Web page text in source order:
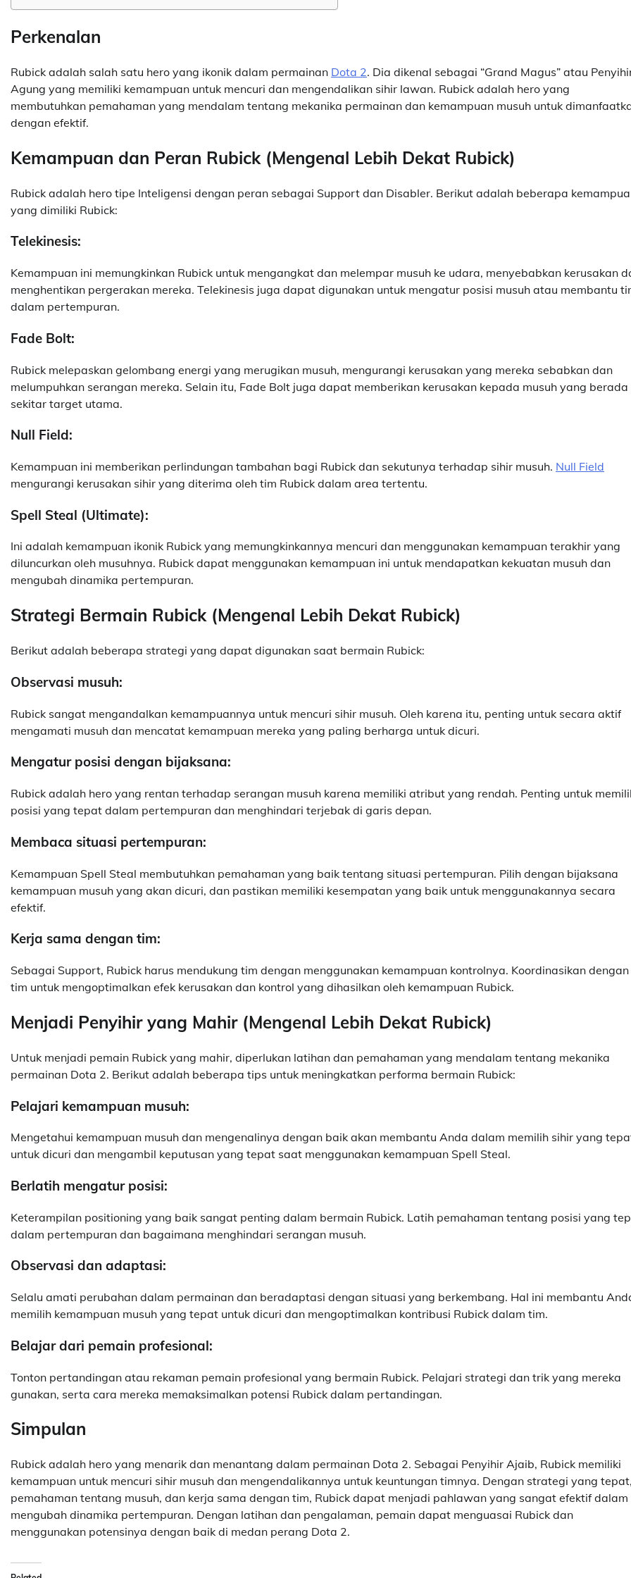
Perkenalan
Rubick adalah salah satu hero yang ikonik dalam permainan Dota 2. Dia dikenal sebagai “Grand Magus” atau
Agung yang memiliki kemampuan untuk mencuri dan mengendalikan sihir lawan. Rubick adalah hero yang
membutuhkan pemahaman yang mendalam tentang mekanika permainan dan kemampuan musuh untuk
dengan efektif.
Kemampuan dan Peran Rubick (Mengenal Lebih Dekat Rubick)
Rubick adalah hero tipe Inteligensi dengan peran sebagai Support dan Disabler. Berikut adalah beberapa
yang dimiliki Rubick:
Telekinesis:
Kemampuan ini memungkinkan Rubick untuk mengangkat dan melempar musuh ke udara, menyebabkan kerusakan
menghentikan pergerakan mereka. Telekinesis juga dapat digunakan untuk mengatur posisi musuh atau membantu
dalam pertempuran.
Fade Bolt:
Rubick melepaskan gelombang energi yang merugikan musuh, mengurangi kerusakan yang mereka sebabkan dan
melumpuhkan serangan mereka. Selain itu, Fade Bolt juga dapat memberikan kerusakan kepada musuh yang berada
sekitar target utama.
Null Field:
Kemampuan ini memberikan perlindungan tambahan bagi Rubick dan sekutunya terhadap sihir musuh. Null Field
mengurangi kerusakan sihir yang diterima oleh tim Rubick dalam area tertentu.
Spell Steal (Ultimate):
Ini adalah kemampuan ikonik Rubick yang memungkinkannya mencuri dan menggunakan kemampuan terakhir yang
diluncurkan oleh musuhnya. Rubick dapat menggunakan kemampuan ini untuk mendapatkan kekuatan musuh dan
mengubah dinamika pertempuran.
Strategi Bermain Rubick (Mengenal Lebih Dekat Rubick)
Berikut adalah beberapa strategi yang dapat digunakan saat bermain Rubick:
Observasi musuh:
Rubick sangat mengandalkan kemampuannya untuk mencuri sihir musuh. Oleh karena itu, penting untuk secara aktif
mengamati musuh dan mencatat kemampuan mereka yang paling berharga untuk dicuri.
Mengatur posisi dengan bijaksana:
Rubick adalah hero yang rentan terhadap serangan musuh karena memiliki atribut yang rendah. Penting untuk
posisi yang tepat dalam pertempuran dan menghindari terjebak di garis depan.
Membaca situasi pertempuran:
Kemampuan Spell Steal membutuhkan pemahaman yang baik tentang situasi pertempuran. Pilih dengan bijaksana
kemampuan musuh yang akan dicuri, dan pastikan memiliki kesempatan yang baik untuk menggunakannya secara
efektif.
Kerja sama dengan tim:
Sebagai Support, Rubick harus mendukung tim dengan menggunakan kemampuan kontrolnya. Koordinasikan dengan
tim untuk mengoptimalkan efek kerusakan dan kontrol yang dihasilkan oleh kemampuan Rubick.
Menjadi Penyihir yang Mahir (Mengenal Lebih Dekat Rubick)
Untuk menjadi pemain Rubick yang mahir, diperlukan latihan dan pemahaman yang mendalam tentang mekanika
permainan Dota 2. Berikut adalah beberapa tips untuk meningkatkan performa bermain Rubick:
Pelajari kemampuan musuh:
Mengetahui kemampuan musuh dan mengenalinya dengan baik akan membantu Anda dalam memilih sihir yang
untuk dicuri dan mengambil keputusan yang tepat saat menggunakan kemampuan Spell Steal.
Berlatih mengatur posisi:
Keterampilan positioning yang baik sangat penting dalam bermain Rubick. Latih pemahaman tentang posisi yang
dalam pertempuran dan bagaimana menghindari serangan musuh.
Observasi dan adaptasi:
Selalu amati perubahan dalam permainan dan beradaptasi dengan situasi yang berkembang. Hal ini membantu
memilih kemampuan musuh yang tepat untuk dicuri dan mengoptimalkan kontribusi Rubick dalam tim.
Belajar dari pemain profesional:
Tonton pertandingan atau rekaman pemain profesional yang bermain Rubick. Pelajari strategi dan trik yang mereka
gunakan, serta cara mereka memaksimalkan potensi Rubick dalam pertandingan.
Simpulan
Rubick adalah hero yang menarik dan menantang dalam permainan Dota 2. Sebagai Penyihir Ajaib, Rubick memiliki
kemampuan untuk mencuri sihir musuh dan mengendalikannya untuk keuntungan timnya. Dengan strategi yang
pemahaman tentang musuh, dan kerja sama dengan tim, Rubick dapat menjadi pahlawan yang sangat efektif dalam
mengubah dinamika pertempuran. Dengan latihan dan pengalaman, pemain dapat menguasai Rubick dan
menggunakan potensinya dengan baik di medan perang Dota 2.